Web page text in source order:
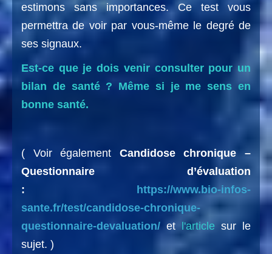
estimons sans importances. Ce test vous
permettra de voir par vous-même le degré de
ses signaux.
Est-ce que je dois venir consulter pour un
bilan de santé ? Même si je me sens en
bonne santé.
( Voir également Candidose chronique –
Questionnaire d’évaluation
: https://www.bio-infos-
sante.fr/test/candidose-chronique-
questionnaire-devaluation/ et l'article sur le
sujet. )